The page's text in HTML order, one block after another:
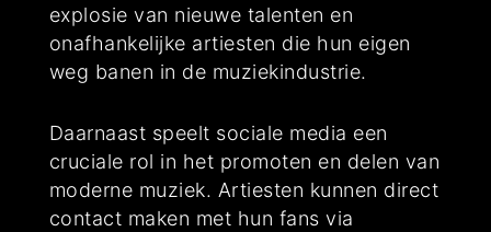
explosie van nieuwe talenten en
onafhankelijke artiesten die hun eigen
weg banen in de muziekindustrie.
Daarnaast speelt sociale media een
cruciale rol in het promoten en delen van
moderne muziek. Artiesten kunnen direct
contact maken met hun fans via